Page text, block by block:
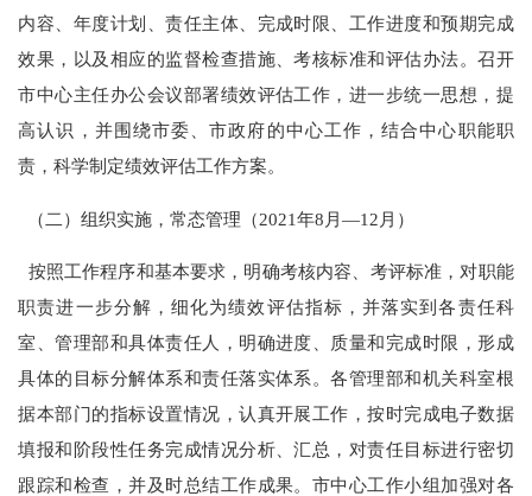
内容、年度计划、责任主体、完成时限、工作进度和预期完成
效果，以及相应的监督检查措施、考核标准和评估办法。召开
市中心主任办公会议部署绩效评估工作，进一步统一思想，提
高认识，并围绕市委、市政府的中心工作，结合中心职能职
责，科学制定绩效评估工作方案。
（二）组织实施，常态管理（2021年8 月—12 月）
按照工作程序和基本要求，明确考核内容、考评标准，对职能
职责进一步分解，细化为绩效评估指标，并落实到各责任科
室、管理部和具体责任人，明确进度、质量和完成时限，形成
具体的目标分解体系和责任落实体系。各管理部和机关科室根
据本部门的指标设置情况，认真开展工作，按时完成电子数据
填报和阶段性任务完成情况分析、汇总，对责任目标进行密切
跟踪和检查，并及时总结工作成果。市中心工作小组加强对各